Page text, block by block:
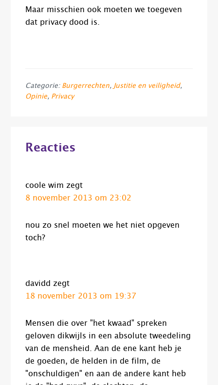
Maar misschien ook moeten we toegeven
dat privacy dood is.
Categorie: Burgerrechten, Justitie en veiligheid,
Opinie, Privacy
Interacties
Reacties
coole wim zegt
8 november 2013 om 23:02
nou zo snel moeten we het niet opgeven
toch?
davidd zegt
18 november 2013 om 19:37
Mensen die over "het kwaad" spreken
geloven dikwijls in een absolute tweedeling
van de mensheid. Aan de ene kant heb je
de goeden, de helden in de film, de
"onschuldigen" en aan de andere kant heb